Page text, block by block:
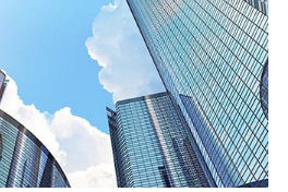
建物のどちらですか。（複数ある場合
→マンション …
】司法書士への相談・問合せ
書士
めたい 依頼地域 東京都